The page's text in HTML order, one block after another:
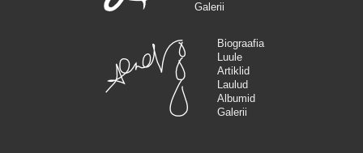
Galerii
Biograafia
Luule
Artiklid
Laulud
Albumid
Galerii